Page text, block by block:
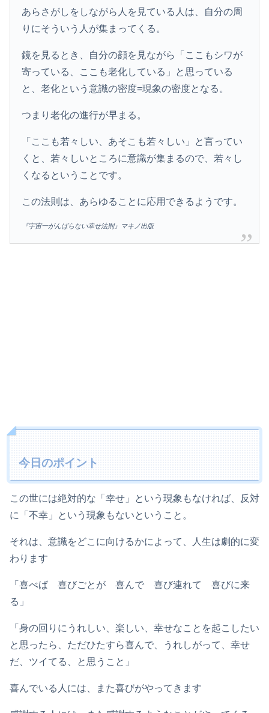
あらさがしをしながら人を見ている人は、自分の周
りにそういう人が集まってくる。
鏡を見るとき、自分の顔を見ながら「ここもシワが
寄っている、ここも老化している」と思っている
と、老化という意識の密度=現象の密度となる。
つまり老化の進行が早まる。
「ここも若々しい、あそこも若々しい」と言ってい
くと、若々しいところに意識が集まるので、若々し
くなるということです。
この法則は、あらゆることに応用できるようです。
『宇宙一がんばらない幸せ法則』マキノ出版
今日のポイント
この世には絶対的な「幸せ」という現象もなければ、反対
に「不幸」という現象もないということ。
それは、意識をどこに向けるかによって、人生は劇的に変
わります
「喜べば 喜びごとが 喜んで 喜び連れて 喜びに来
る」
「身の回りにうれしい、楽しい、幸せなことを起こしたい
と思ったら、ただひたすら喜んで、うれしがって、幸せ
だ、ツイてる、と思うこと」
喜んでいる人には、また喜びがやってきます